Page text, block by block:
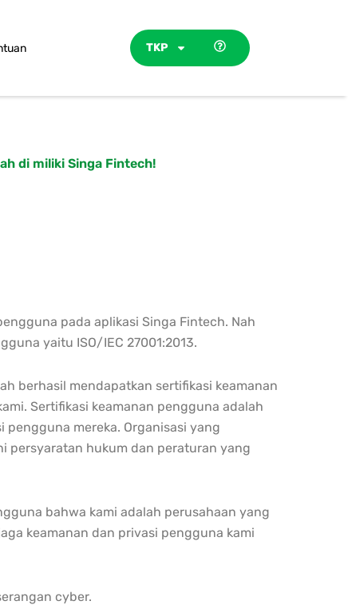
TKP
di miliki Singa Fintech!
pada aplikasi Singa Fintech. Nah
yaitu ISO/IEC 27001:2013.
berhasil mendapatkan sertifikasi keamanan
Sertifikasi keamanan pengguna adalah
mereka. Organisasi yang
persyaratan hukum dan peraturan yang
bahwa kami adalah perusahaan yang
keamanan dan privasi pengguna kami
cyber.